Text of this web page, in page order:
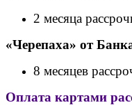
2 месяца
«Черепаха» от Банк
8 месяцев
Оплата картами